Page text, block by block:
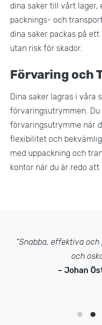
dina saker till vårt lager,
packnings- och
dina saker packas på
utan risk för skador​.
Förvaring och
Dina saker lagras i våra
förvaringsutrymmen.
förvaringsutrymme när
flexibilitet och
med uppackning och
kontor när du är redo att
”Snabba, effektiva
och
– Johan